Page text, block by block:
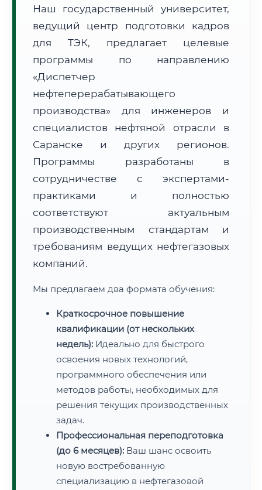
Расчет логистики оригиналов:
• Маршрут транзита:~2 404 км
• Экспресс-доставка СДЭК / Почтой:3–5 рабочих дней
📜 Документы и аккредитация ФИС ФРДО
🔍Нажмите на документ для увеличения и просмотра
Наш государственный университет,
ведущий центр подготовки кадров
для ТЭК, предлагает целевые
программы по направлению
«Диспетчер
нефтеперерабатывающего
производства» для инженеров и
специалистов нефтяной отрасли в
Саранске и других регионов.
Программы разработаны в
сотрудничестве с экспертами-
практиками и полностью
соответствуют актуальным
производственным стандартам и
требованиям ведущих нефтегазовых
компаний.
Мы предлагаем два формата обучения:
Краткосрочное повышение
квалификации (от нескольких
недель): Идеально для быстрого
освоения новых технологий,
программного обеспечения или
методов работы, необходимых для
решения текущих производственных
задач.
Профессиональная переподготовка
(до 6 месяцев): Ваш шанс освоить
новую востребованную
специализацию в нефтегазовой